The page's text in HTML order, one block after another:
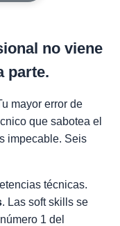
no viene
parte.
mayor error de
que sabotea el
impecable. Seis
técnicas.
. Las soft skills se
1 del